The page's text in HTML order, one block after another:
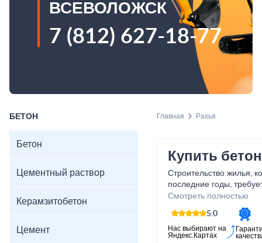
ВСЕВОЛОЖСК
7 (812) 627-18-77
БЕТОН
Бетон
Цементный раствор
Керамзитобетон
Цемент
Главная Рахья
Купить
Строительство жилья,
последние годы,
объемов таких
Смотреть полностью
5.0
Нас выбирают на
Яндекс.Картах